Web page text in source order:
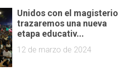
Unidos con el magisterio
trazaremos una nueva
etapa educativ...
12 de marzo de 2024